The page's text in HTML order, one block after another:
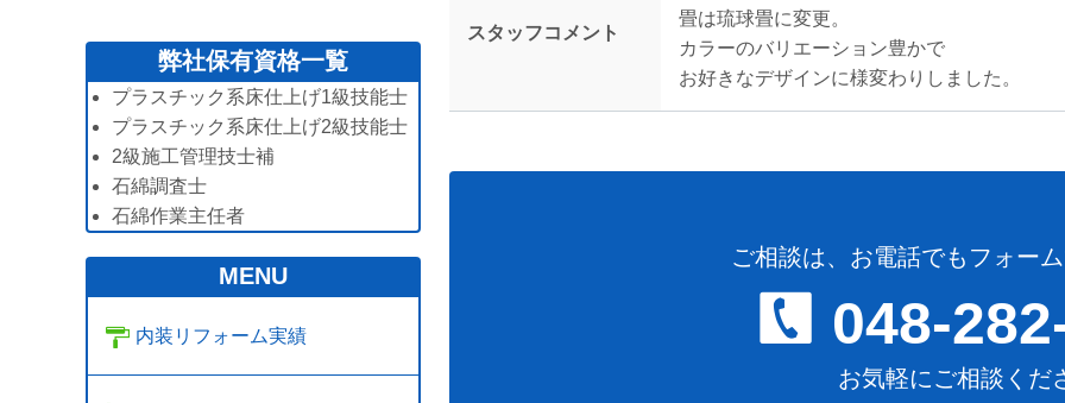
スタッフコメント
畳は琉球畳に変更。
カラーのバリエーション豊かで
お好きなデザインに様変わりしました。
ご相談は、お電話でもフォーム
048-
お気軽にご相談くだ
弊社保有資格一覧
プラスチック系床仕上げ1級技能士
プラスチック系床仕上げ2級技能士
2級施工管理技士補
石綿調査士
石綿作業主任者
MENU
内装リフォーム実績